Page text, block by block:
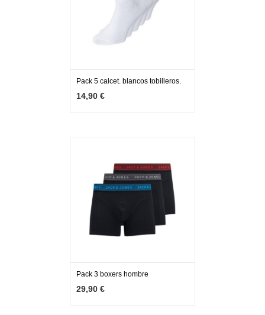
AÑADIR
Pack 5 calcet. blancos tobilleros.
14,90 €
VER OPCIONES
Pack 3 boxers hombre
29,90 €